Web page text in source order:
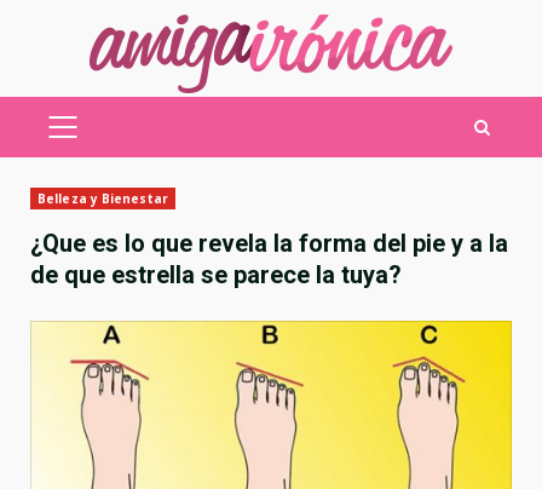
MENÚ
Belleza y Bienestar
¿Que es lo que revela la forma del pie y a la
de que estrella se parece la tuya?